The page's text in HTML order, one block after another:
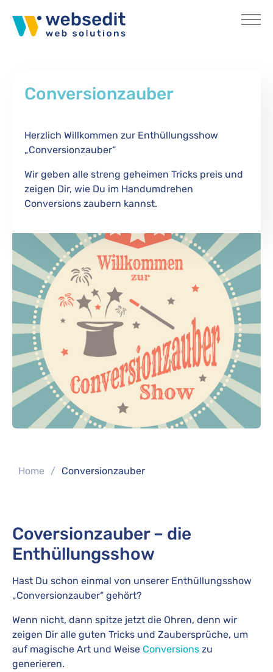
Conversionzauber
Herzlich Willkommen zur Enthüllungsshow
„Conversionzauber“
Wir geben alle streng geheimen Tricks preis und
zeigen Dir, wie Du im Handumdrehen
Conversions zaubern kannst.
You are here:
Home Conversionzauber
Coversionzauber – die
Enthüllungsshow
Hast Du schon einmal von unserer Enthüllungsshow
„Conversionzauber“ gehört?
Wenn nicht, dann spitze jetzt die Ohren, denn wir
zeigen Dir alle guten Tricks und Zaubersprüche, um
auf magische Art und Weise Conversions zu
generieren.